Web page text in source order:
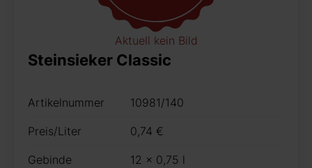
Aktuell kein Bild
Steinsieker Classic
Artikelnummer 10981/140
Preis/Liter 0,74 €
Gebinde 12 x 0,75 l